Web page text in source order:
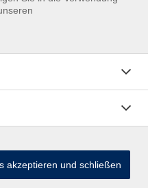
akzeptieren und schließen